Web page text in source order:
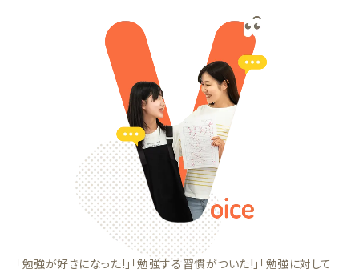
「勉強が好きになった!」「勉強する習慣がついた!」「勉強に対して